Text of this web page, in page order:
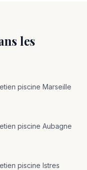
les
piscine Marseille
piscine Aubagne
piscine Istres